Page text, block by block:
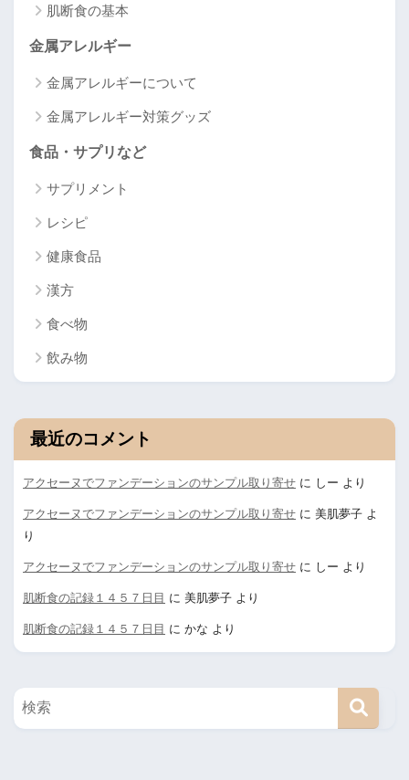
肌断食の基本
金属アレルギー
金属アレルギーについて
金属アレルギー対策グッズ
食品・サプリなど
サプリメント
レシピ
健康食品
漢方
食べ物
飲み物
最近のコメント
アクセーヌでファンデーションのサンプル取り寄せ に しー より
アクセーヌでファンデーションのサンプル取り寄せ に 美肌夢子 よ
り
アクセーヌでファンデーションのサンプル取り寄せ に しー より
肌断食の記録１４５７日目 に 美肌夢子 より
肌断食の記録１４５７日目 に かな より